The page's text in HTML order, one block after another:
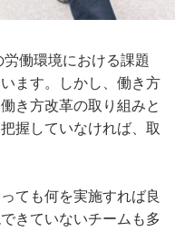
働環境における課題
ます。しかし、働き方
き方改革の取り組みと
握していなければ、取
ても何を実施すれば良
きていないチームも多